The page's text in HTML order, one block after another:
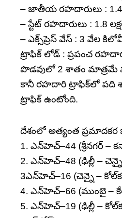
– జాతీయ రహదారులు :
– స్టేట్‌ రహదారులు : 1.8
– ఎక్స్‌ప్రెస్‌ వేస్‌ : 3 వేల
ట్రాఫిక్‌ లోడ్‌ : ప్రపంచ
పొడవులో 2 శాతం మాత్రమే
కానీ రహదారి ట్రాఫిక్‌లో పది
ట్రాఫిక్‌ ఉంటోంది.
దేశంలో అత్యంత
1. ఎన్‌హెచ్‌–44 (శ్రీనగర్‌ –
2. ఎన్‌హెచ్‌–48 (ఢిల్లీ –
3️ఎన్‌హెచ్‌–16 (చెన్నై –
4. ఎన్‌హెచ్‌–66 (ముంబై –
5. ఎన్‌హెచ్‌–19 (ఢిల్లీ –